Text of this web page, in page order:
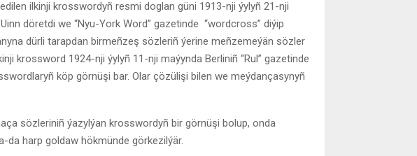
ilkinji krosswordyñ resmi doglan güni 1913-nji ýylyñ 21-nji
döretdi we “Nyu-York Word” gazetinde “wordcross” diýip
dürli tarapdan birmeñzeş sözleriñ ýerine meñzemeýän sözler
krossword 1924-nji ýylyñ 11-nji maýynda Berliniñ “Rul” gazetinde
köp görnüşi bar. Olar çözülişi bilen we meýdançasynyñ
sözleriniñ ýazylýan krosswordyñ bir görnüşi bolup, onda
harp goldaw hökmünde görkezilýär.